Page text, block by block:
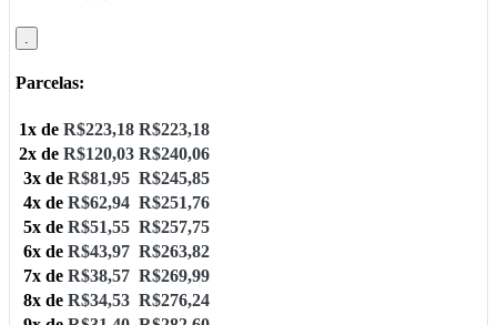
Parcelas:
1x de R$223,18 R$223,18
2x de R$120,03 R$240,06
3x de R$81,95 R$245,85
4x de R$62,94 R$251,76
5x de R$51,55 R$257,75
6x de R$43,97 R$263,82
7x de R$38,57 R$269,99
8x de R$34,53 R$276,24